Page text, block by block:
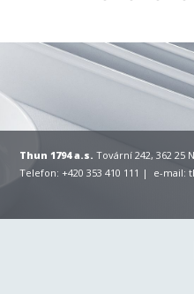
Thun 1794 a.s. Tovární 242, 362 25
Telefon: +420 353 410 111 | e-mail: